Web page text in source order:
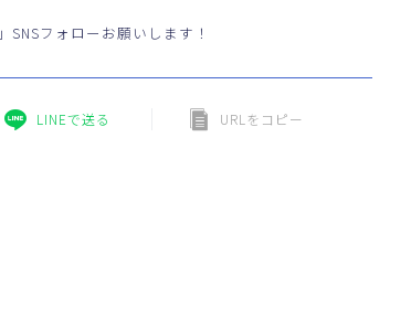
フォローお願いします！
LINEで送る URLをコピー